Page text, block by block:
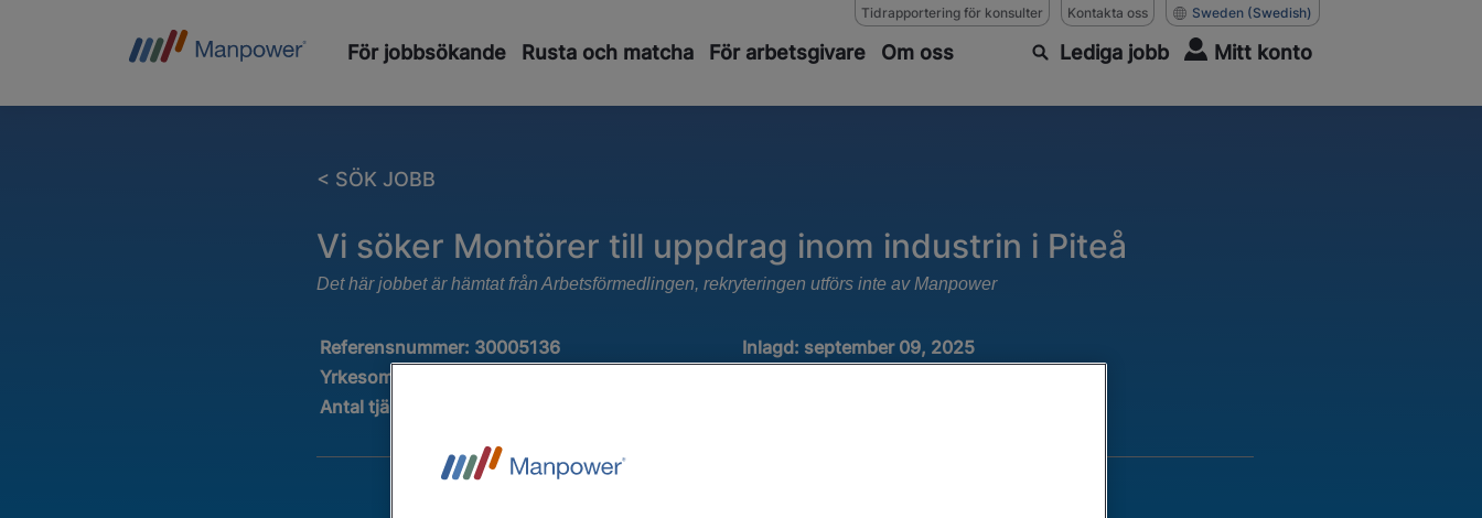
Tidrapportering för konsulter Kontakta oss Sweden (Swedish)
För jobbsökande Rusta och matcha För arbetsgivare Om oss Lediga jobb Mitt konto
< SÖK JOBB
Vi söker Montörer till uppdrag inom industrin i Piteå
Det här jobbet är hämtat från Arbetsförmedlingen, rekryteringen utförs inte av Manpower
Referensnummer: 30005136 Inlagd: september 09, 2025
Yrkesområde:
Antal tjänster